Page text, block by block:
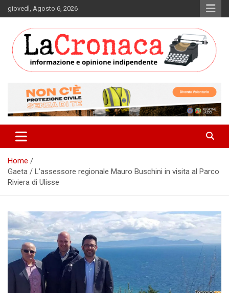
Skip
to
giovedì, Agosto 6, 2026
La Cronaca Quotidiano
Home
Gaeta / L’assessore regionale Mauro Buschini in visita al Parco
Riviera di Ulisse